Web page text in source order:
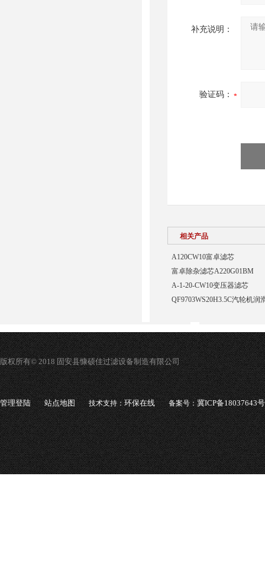
补充说明：
验证码：
相关产品
A120CW10富卓滤芯
富卓除杂滤芯A220G01BM
A-1-20-CW10变压器滤芯
QF9703WS20H3.5C汽轮机润
版权所有© 2018 固安县慷硕佳过滤设备制造有限公司
管理登陆 站点地图 技术支持：环保在线 备案号：冀ICP备18037643